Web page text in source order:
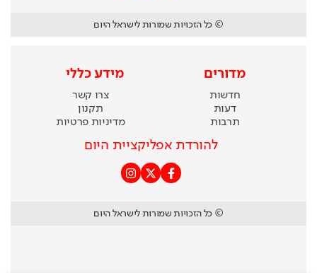
© כל הזכויות שמורות לישראל היום
מדורים
חדשות
דעות
תרבות
מידע כללי
צרו קשר
תקנון
מדיניות פרטיות
להורדת אפליקציית היום
© כל הזכויות שמורות לישראל היום